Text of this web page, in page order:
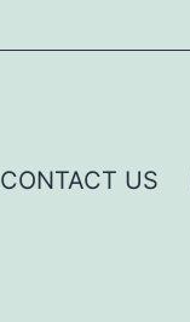
CONTACT US